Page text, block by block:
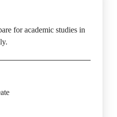
for academic studies in